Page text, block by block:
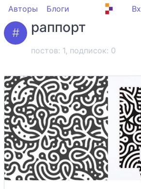
Авторы Блоги
раппорт
постов: 1, подписок: 0